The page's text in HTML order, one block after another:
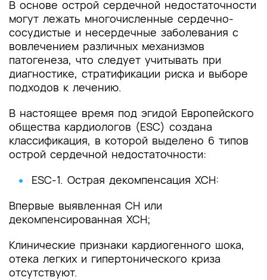
В основе острой сердечной недостаточности
могут лежать многочисленные сердечно-
сосудистые и несердечные заболевания с
вовлечением различных механизмов
патогенеза, что следует учитывать при
диагностике, стратификации риска и выборе
подходов к лечению.
В настоящее время под эгидой Европейского
общества кардиологов (ESC) создана
классификация, в которой выделено 6 типов
острой сердечной недостаточности:
ESC-1. Острая декомпенсация ХСН:
Впервые выявленная СН или
декомпенсированная ХСН;
Клинические признаки кардиогенного шока,
отека легких и гипертонического криза
отсутствуют.